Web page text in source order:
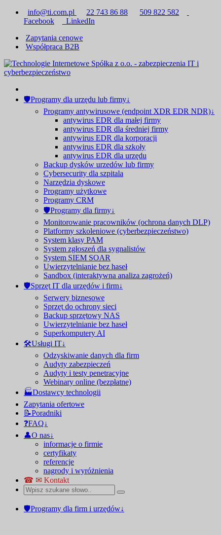
info@ti.com.pl 22 743 86 88
509 822 582
Facebook
LinkedIn
Zapytania cenowe
Współpraca B2B
🛡Programy dla urzędu lub firmy↓
Programy antywirusowe (endpoint XDR EDR NDR)↓
antywirus EDR dla małej firmy
antywirus EDR dla średniej firmy
antywirus EDR dla korporacji
antywirus EDR dla szkoły
antywirus EDR dla urzędu
Backup dysków urzedów lub firmy
Cybersecurity dla szpitala
Narzędzia dyskowe
Programy użytkowe
Programy CRM
🛡Programy dla firmy↓
Monitorowanie pracowników (ochrona danych DLP)
Platformy szkoleniowe (cyberbezpieczeństwo)
System klasy PAM
System zgłoszeń dla sygnalistów
System SIEM SOAR
Uwierzytelnianie bez haseł
Sandbox (interaktywna analiza zagrożeń)
🛡Sprzęt IT dla urzędów i firm↓
Serwery biznesowe
Sprzęt do ochrony sieci
Backup sprzętowy NAS
Uwierzytelnianie bez haseł
Superkomputery AI
🛠️Usługi IT↓
Odzyskiwanie danych dla firm
Audyty zabezpieczeń
Audyty i testy penetracyjne
Webinary online (bezpłatne)
🏭Dostawcy technologii
Zapytania ofertowe
📝Poradniki
❓FAQ↓
👤O nas↓
informacje o firmie
certyfikaty
referencje
nagrody i wyróżnienia
☎ ✉ Kontakt
🛡Programy dla firm i urzędów↓